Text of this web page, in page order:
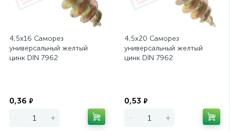
4,5х16 Саморез
универсальный желтый
цинк DIN 7962
0,36 ₽
- +
4,5х20 Саморез
универсальный желтый
цинк DIN 7962
0,53 ₽
- +